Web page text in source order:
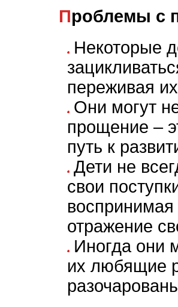
Проблемы с
Некоторые
переживая
Они могут
прощение –
путь к
Дети не
свои
отражение
Иногда они
их любящие